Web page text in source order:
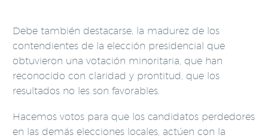
Debe también destacarse, la madurez de los
contendientes de la elección presidencial que
obtuvieron una votación minoritaria, que han
reconocido con claridad y prontitud, que los
resultados no les son favorables.
Hacemos votos para que los candidatos perdedores
en las demás elecciones locales, actúen con la